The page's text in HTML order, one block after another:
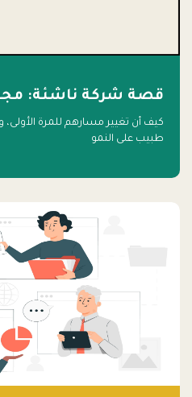
قصة شركة ناشئة:
كيف أن تغيير مسارهم للمرة الأولى،
طبيب على النمو